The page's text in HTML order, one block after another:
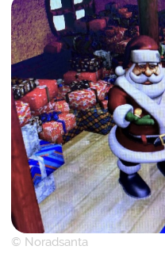
© Noradsanta